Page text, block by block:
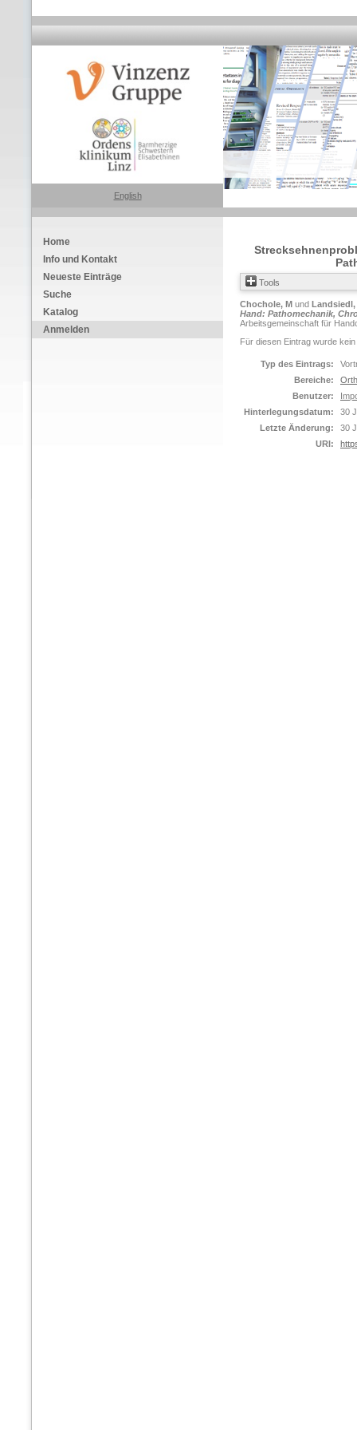
English
Home
Info und Kontakt
Neueste Einträge
Suche
Katalog
Anmelden
Tools
Chochole, M und Landsiedl,
Hand: Pathomechanik,
Arbeitsgemeinschaft für
Für diesen Eintrag wurde
Typ des Eintrags:
Bereiche:
Benutzer:
Hinterlegungsdatum:
30
Letzte Änderung:
30
URI: